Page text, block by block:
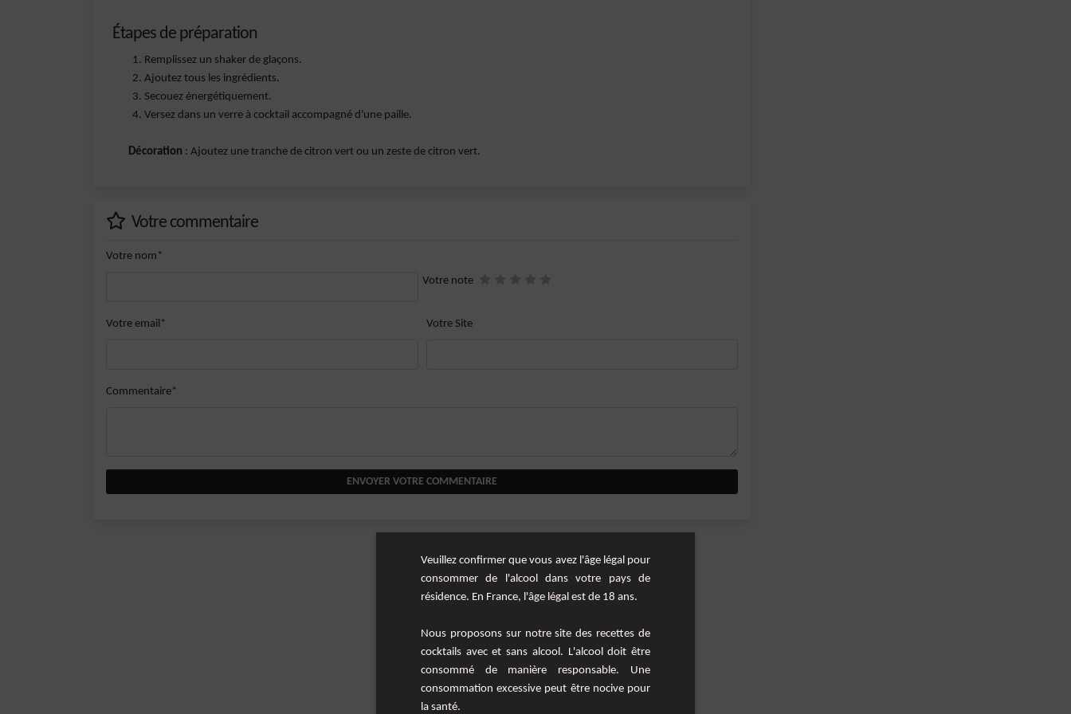
Étapes de préparation
Remplissez un shaker de glaçons.
Ajoutez tous les ingrédients.
Secouez énergétiquement.
Versez dans un verre à cocktail accompagné d'une paille.
Décoration : Ajoutez une tranche de citron vert ou un zeste de citron vert.
Votre commentaire
Votre nom*
Votre note
Votre email* Votre Site
Commentaire*
ENVOYER VOTRE COMMENTAIRE
Veuillez confirmer que vous avez l'âge légal pour
consommer de l'alcool dans votre pays de
résidence. En France, l'âge légal est de 18 ans.
Nous proposons sur notre site des recettes de
cocktails avec et sans alcool. L'alcool doit être
consommé de manière responsable. Une
consommation excessive peut être nocive pour
la santé.